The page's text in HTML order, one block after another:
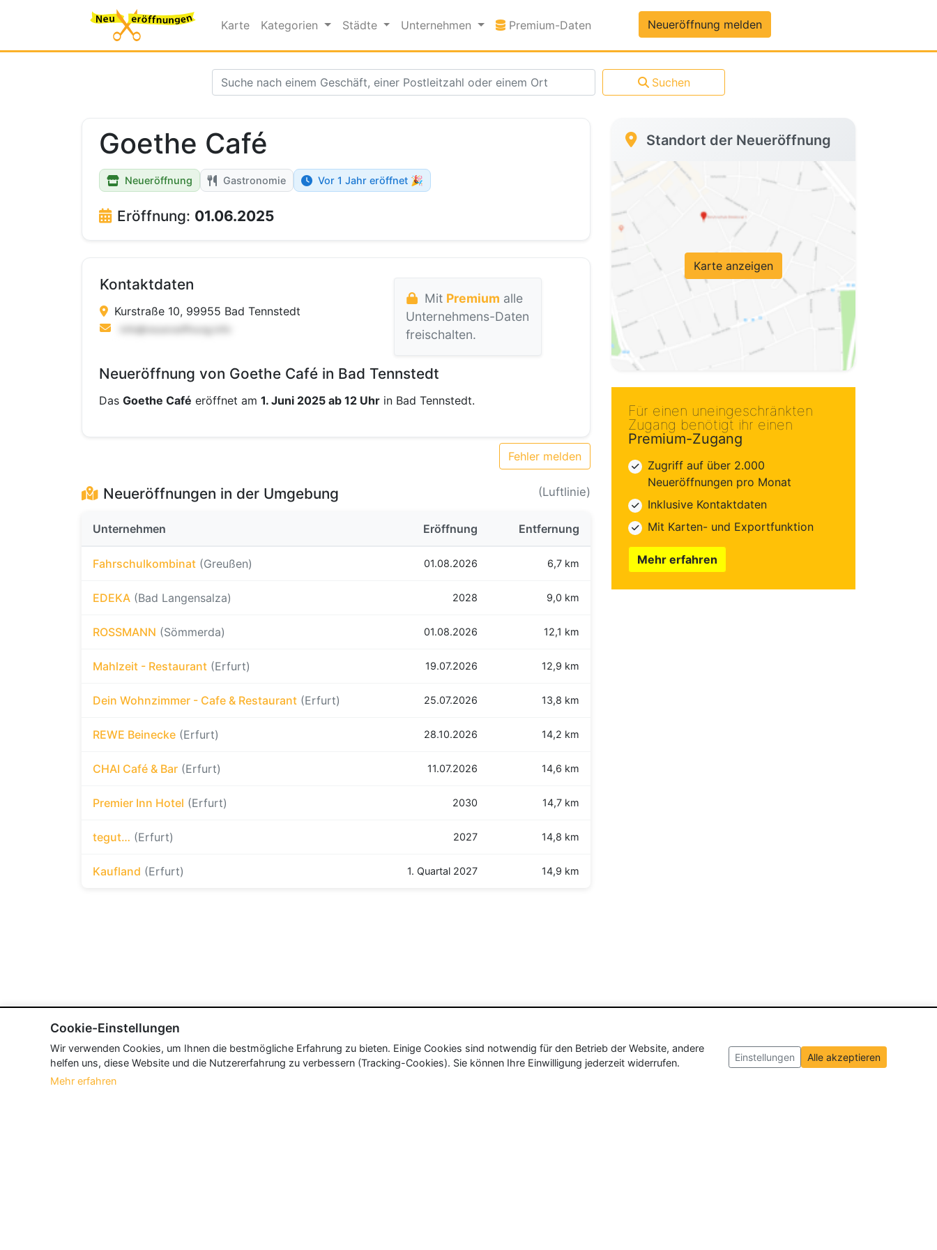
Karte Kategorien Städte Unternehmen Premium-Daten Premium-DatenNeueröffnung melden
Suchen
Goethe Café
Neueröffnung Gastronomie Vor 1 Jahr eröffnet 🎉
Eröffnung: 01.06.2025
Kontaktdaten
Kurstraße 10, 99955 Bad Tennstedt
Mit Premium alle
Unternehmens-Daten
freischalten.
Neueröffnung von Goethe Café in Bad Tennstedt
Das Goethe Café eröffnet am 1. Juni 2025 ab 12 Uhr in Bad Tennstedt.
Fehler melden
Neueröffnungen in der Umgebung (Luftlinie)
Unternehmen Eröffnung Entfernung
Fahrschulkombinat (Greußen) 01.08.2026 6,7 km
EDEKA (Bad Langensalza) 2028 9,0 km
ROSSMANN (Sömmerda) 01.08.2026 12,1 km
Mahlzeit - Restaurant (Erfurt) 19.07.2026 12,9 km
Dein Wohnzimmer - Cafe & Restaurant (Erfurt) 25.07.2026 13,8 km
REWE Beinecke (Erfurt) 28.10.2026 14,2 km
CHAI Café & Bar (Erfurt) 11.07.2026 14,6 km
Premier Inn Hotel (Erfurt) 2030 14,7 km
tegut… (Erfurt) 2027 14,8 km
Kaufland (Erfurt) 1. Quartal 2027 14,9 km
Standort der Neueröffnung
Karte anzeigen
Für einen uneingeschränkten
Zugang benötigt ihr einen
Premium-Zugang
Zugriff auf über 2.000
Neueröffnungen pro Monat
Inklusive Kontaktdaten
Mit Karten- und Exportfunktion
Mehr erfahren
Cookie-Einstellungen
Wir verwenden Cookies, um Ihnen die bestmögliche Erfahrung zu bieten. Einige Cookies sind notwendig für den Betrieb der Website, andere
helfen uns, diese Website und die Nutzererfahrung zu verbessern (Tracking-Cookies). Sie können Ihre Einwilligung jederzeit widerrufen.
Mehr erfahren
Einstellungen Alle akzeptieren